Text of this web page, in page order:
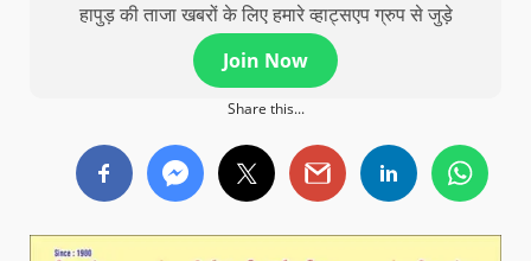
हापुड़ की ताजा खबरों के लिए हमारे व्हाट्सएप ग्रुप से जुड़े
Join Now
Share this...